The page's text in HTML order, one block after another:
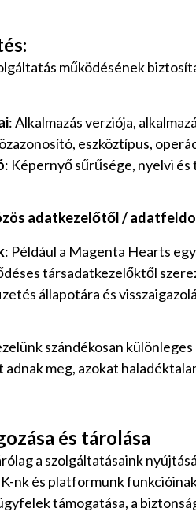
működésének
: Alkalmazás verziója,
eszköztípus,
: Képernyő sűrűsége, nyelvi
adatkezelőtől /
: Például a Magenta Hearts
társadatkezelőktől
állapotára és
szándékosan
meg, azokat
és tárolása
a szolgáltatásaink
nk és platformunk
támogatása, a